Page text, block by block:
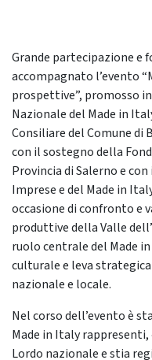
Grande partecipazione e
accompagnato l’evento
prospettive”, promosso
Nazionale del Made in
Consiliare del Comune di
con il sostegno della
Provincia di Salerno e
Imprese e del Made in
occasione di confronto e
produttive della Valle
ruolo centrale del Made
culturale e leva
nazionale e locale.
Nel corso dell’evento è
Made in Italy
Lordo nazionale e stia